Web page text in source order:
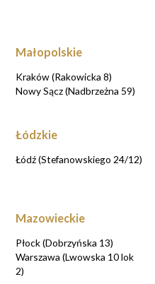
Małopolskie
Kraków (Rakowicka 8)
Nowy Sącz (Nadbrzeżna 59)
Łódzkie
Łódź (Stefanowskiego 24/12)
Mazowieckie
Płock (Dobrzyńska 13)
Warszawa (Lwowska 10 lok
2)